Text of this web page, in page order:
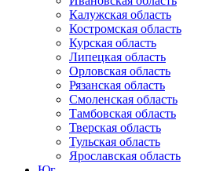
Калужская область
Костромская область
Курская область
Липецкая область
Орловская область
Рязанская область
Смоленская область
Тамбовская область
Тверская область
Тульская область
Ярославская область